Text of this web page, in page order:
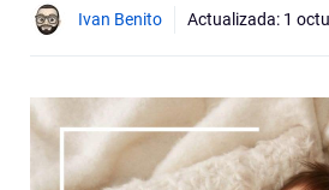
Ivan Benito Actualizada: 1